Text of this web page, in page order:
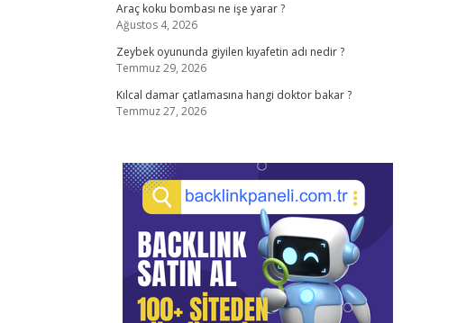
Araç koku bombası ne işe yarar ?
Ağustos 4, 2026
Zeybek oyununda giyilen kıyafetin adı nedir ?
Temmuz 29, 2026
Kılcal damar çatlamasına hangi doktor bakar ?
Temmuz 27, 2026